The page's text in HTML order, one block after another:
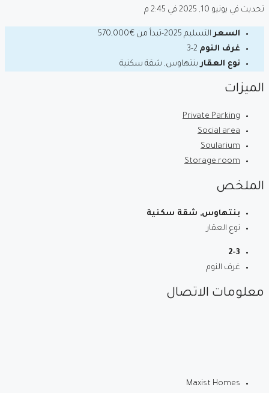
تحديث في يونيو 10, 2025 في 2:45 م
السعر التسليم 2025-تبدأ من
€570,000
غرف النوم 2-3
نوع العقار بنتهاوس, شقة سكنية
الميزات
Private Parking
Social area
Soularium
Storage room
الملخص
بنتهاوس, شقة سكنية
نوع العقار
2-3
غرف النوم
معلومات الاتصال
Maxist Homes